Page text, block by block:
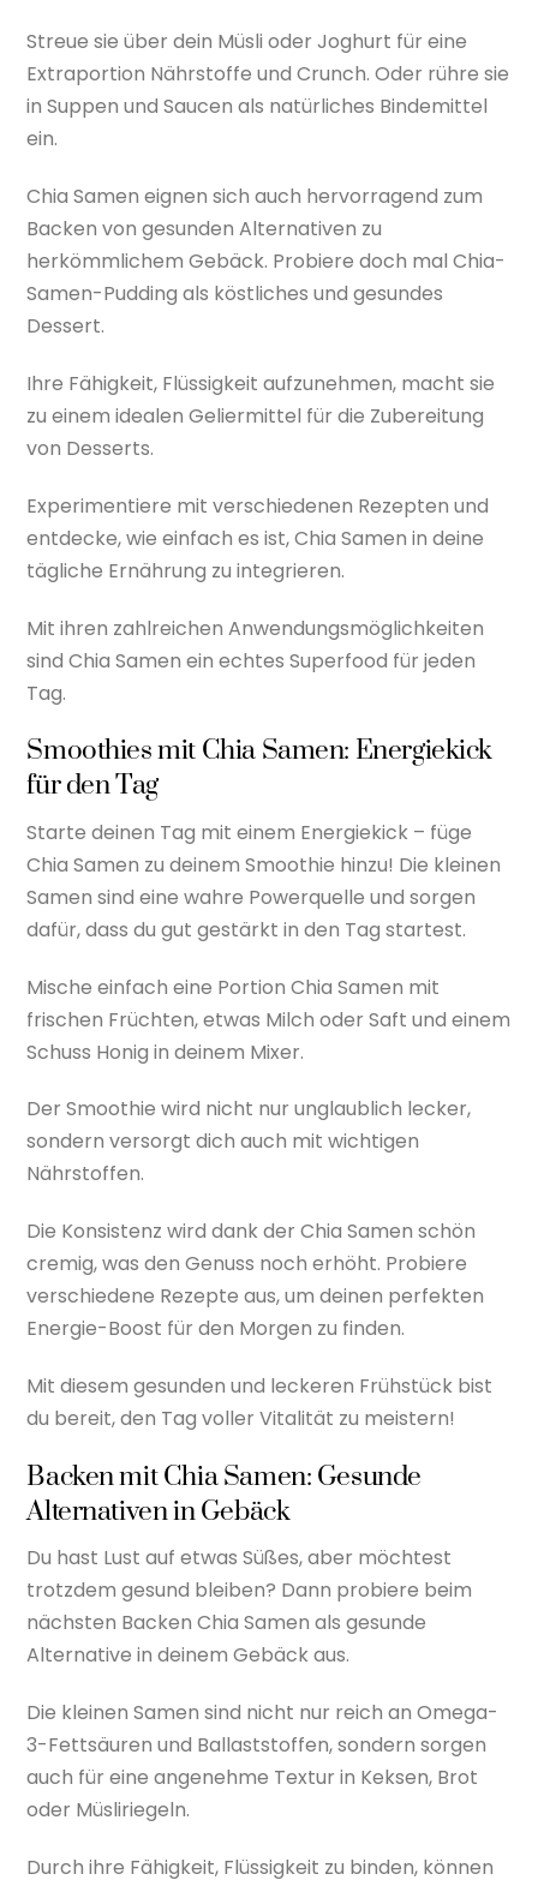
Streue sie über dein Müsli oder Joghurt für eine
Extraportion Nährstoffe und Crunch. Oder rühre sie
in Suppen und Saucen als natürliches Bindemittel
ein.
Chia Samen eignen sich auch hervorragend zum
Backen von gesunden Alternativen zu
herkömmlichem Gebäck. Probiere doch mal Chia-
Samen-Pudding als köstliches und gesundes
Dessert.
Ihre Fähigkeit, Flüssigkeit aufzunehmen, macht sie
zu einem idealen Geliermittel für die Zubereitung
von Desserts.
Experimentiere mit verschiedenen Rezepten und
entdecke, wie einfach es ist, Chia Samen in deine
tägliche Ernährung zu integrieren.
Mit ihren zahlreichen Anwendungsmöglichkeiten
sind Chia Samen ein echtes Superfood für jeden
Tag.
Smoothies mit Chia Samen: Energiekick
für den Tag
Starte deinen Tag mit einem Energiekick – füge
Chia Samen zu deinem Smoothie hinzu! Die kleinen
Samen sind eine wahre Powerquelle und sorgen
dafür, dass du gut gestärkt in den Tag startest.
Mische einfach eine Portion Chia Samen mit
frischen Früchten, etwas Milch oder Saft und einem
Schuss Honig in deinem Mixer.
Der Smoothie wird nicht nur unglaublich lecker,
sondern versorgt dich auch mit wichtigen
Nährstoffen.
Die Konsistenz wird dank der Chia Samen schön
cremig, was den Genuss noch erhöht. Probiere
verschiedene Rezepte aus, um deinen perfekten
Energie-Boost für den Morgen zu finden.
Mit diesem gesunden und leckeren Frühstück bist
du bereit, den Tag voller Vitalität zu meistern!
Backen mit Chia Samen: Gesunde
Alternativen in Gebäck
Du hast Lust auf etwas Süßes, aber möchtest
trotzdem gesund bleiben? Dann probiere beim
nächsten Backen Chia Samen als gesunde
Alternative in deinem Gebäck aus.
Die kleinen Samen sind nicht nur reich an Omega-
3-Fettsäuren und Ballaststoffen, sondern sorgen
auch für eine angenehme Textur in Keksen, Brot
oder Müsliriegeln.
Durch ihre Fähigkeit, Flüssigkeit zu binden, können